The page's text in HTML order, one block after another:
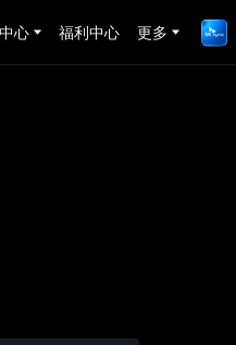
心 福利中心 更多